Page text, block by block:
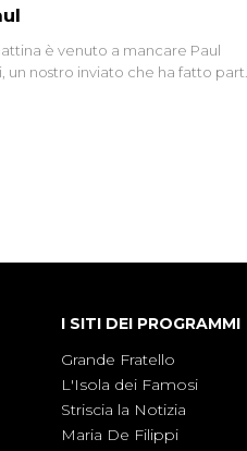
è venuto a mancare Paul
un nostro inviato che ha fatto parte
I SITI DEI PROGRAMMI
Grande Fratello
L'Isola dei Famosi
Striscia la Notizia
Maria De Filippi